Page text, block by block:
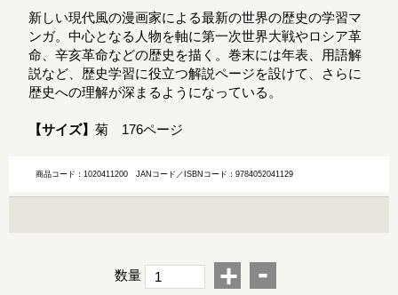
新しい現代風の漫画家による最新の世界の歴史の学習マ
ンガ。中心となる人物を軸に第一次世界大戦やロシア革
命、辛亥革命などの歴史を描く。巻末には年表、用語解
説など、歴史学習に役立つ解説ページを設けて、さらに
歴史への理解が深まるようになっている。
【サイズ】菊 176ページ
商品コード：1020411200JANコード／ISBNコード：9784052041129
数量 + -